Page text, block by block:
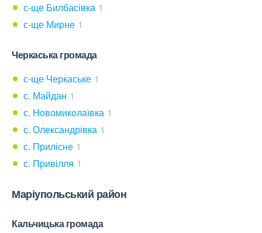
с-ще Билбасівка 1
с-ще Мирне 1
Черкаська громада
с-ще Черкаське 1
с. Майдан 1
с. Новомиколаївка 1
с. Олександрівка 1
с. Прилісне 1
с. Привілля 1
Маріупольський район
Кальчицька громада